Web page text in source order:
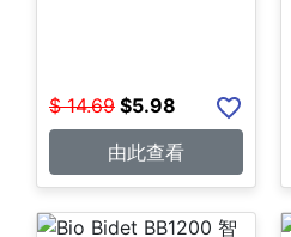
$ 14.69 $5.98
由此查看